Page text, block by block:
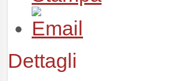
Dettagli